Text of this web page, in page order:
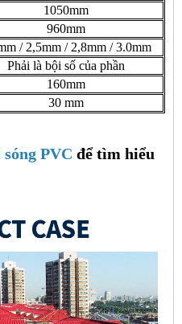
1050mm
960mm
/ 2,5mm / 2,8mm / 3.0mm
Phải là bội số của phần
160mm
30 mm
PVC để tìm hiểu